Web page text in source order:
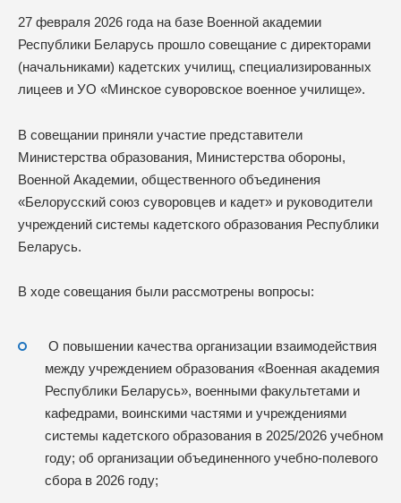
27 февраля 2026 года на базе Военной академии
Республики Беларусь прошло совещание с директорами
(начальниками) кадетских училищ, специализированных
лицеев и УО «Минское суворовское военное училище».
В совещании приняли участие представители
Министерства образования, Министерства обороны,
Военной Академии, общественного объединения
«Белорусский союз суворовцев и кадет» и руководители
учреждений системы кадетского образования Республики
Беларусь.
В ходе совещания были рассмотрены вопросы:
О повышении качества организации взаимодействия
между учреждением образования «Военная академия
Республики Беларусь», военными факультетами и
кафедрами, воинскими частями и учреждениями
системы кадетского образования в 2025/2026 учебном
году; об организации объединенного учебно-полевого
сбора в 2026 году;